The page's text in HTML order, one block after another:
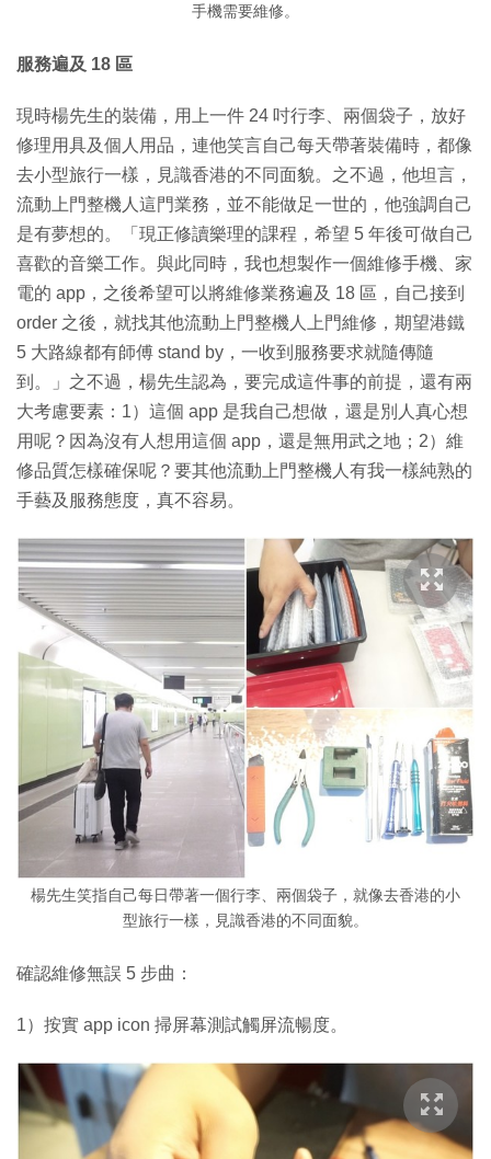
手機需要維修。
服務遍及 18 區
現時楊先生的裝備，用上一件 24 吋行李、兩個袋子，放好
修理用具及個人用品，連他笑言自己每天帶著裝備時，都像
去小型旅行一樣，見識香港的不同面貌。之不過，他坦言，
流動上門整機人這門業務，並不能做足一世的，他強調自己
是有夢想的。「現正修讀樂理的課程，希望 5 年後可做自己
喜歡的音樂工作。與此同時，我也想製作一個維修手機、家
電的 app，之後希望可以將維修業務遍及 18 區，自己接到
order 之後，就找其他流動上門整機人上門維修，期望港鐵
5 大路線都有師傅 stand by，一收到服務要求就隨傳隨
到。」之不過，楊先生認為，要完成這件事的前提，還有兩
大考慮要素：1）這個 app 是我自己想做，還是別人真心想
用呢？因為沒有人想用這個 app，還是無用武之地；2）維
修品質怎樣確保呢？要其他流動上門整機人有我一樣純熟的
手藝及服務態度，真不容易。
楊先生笑指自己每日帶著一個行李、兩個袋子，就像去香港的小
型旅行一樣，見識香港的不同面貌。
確認維修無誤 5 步曲：
1）按實 app icon 掃屏幕測試觸屏流暢度。